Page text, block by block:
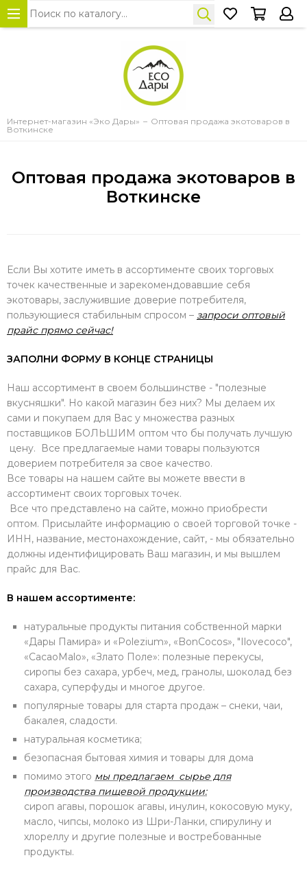
Интернет-магазин «Эко Дары»
Оптовая продажа экотоваров в
Воткинске
Оптовая продажа экотоваров в
Воткинске
Если Вы хотите иметь в ассортименте своих торговых
точек качественные и зарекомендовавшие себя
экотовары, заслужившие доверие потребителя,
пользующиеся стабильным спросом – запроси оптовый
прайс прямо сейчас!
ЗАПОЛНИ ФОРМУ В КОНЦЕ СТРАНИЦЫ
Наш ассортимент в своем большинстве - "полезные
вкусняшки". Но какой магазин без них? Мы делаем их
сами и покупаем для Вас у множества разных
поставщиков БОЛЬШИМ оптом что бы получать лучшую
цену. Все предлагаемые нами товары пользуются
доверием потребителя за свое качество.
Все товары на нашем сайте вы можете ввести в
ассортимент своих торговых точек.
Все что представлено на сайте, можно приобрести
оптом. Присылайте информацию о своей торговой точке -
ИНН, название, местонахождение, сайт, - мы обязательно
должны идентифицировать Ваш магазин, и мы вышлем
прайс для Вас.
В нашем ассортименте:
натуральные продукты питания собственной марки
«Дары Памира» и «Polezium», «BonCocos», "Ilovecoco",
«CacaoMalo», «Злато Поле»: полезные перекусы,
сиропы без сахара, урбеч, мед, гранолы, шоколад без
сахара, суперфуды и многое другое.
популярные товары для старта продаж – снеки, чаи,
бакалея, сладости.
натуральная косметика;
безопасная бытовая химия и товары для дома
помимо этого мы предлагаем сырье для
производства пищевой продукции:
сироп агавы, порошок агавы, инулин, кокосовую муку,
масло, чипсы, молоко из Шри-Ланки, спирулину и
хлореллу и другие полезные и востребованные
продукты.